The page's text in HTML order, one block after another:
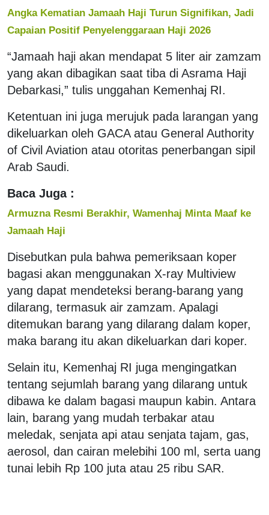
Angka Kematian Jamaah Haji Turun Signifikan, Jadi
Capaian Positif Penyelenggaraan Haji 2026
“Jamaah haji akan mendapat 5 liter air zamzam
yang akan dibagikan saat tiba di Asrama Haji
Debarkasi,” tulis unggahan Kemenhaj RI.
Ketentuan ini juga merujuk pada larangan yang
dikeluarkan oleh GACA atau General Authority
of Civil Aviation atau otoritas penerbangan sipil
Arab Saudi.
Baca Juga :
Armuzna Resmi Berakhir, Wamenhaj Minta Maaf ke
Jamaah Haji
Disebutkan pula bahwa pemeriksaan koper
bagasi akan menggunakan X-ray Multiview
yang dapat mendeteksi berang-barang yang
dilarang, termasuk air zamzam. Apalagi
ditemukan barang yang dilarang dalam koper,
maka barang itu akan dikeluarkan dari koper.
Selain itu, Kemenhaj RI juga mengingatkan
tentang sejumlah barang yang dilarang untuk
dibawa ke dalam bagasi maupun kabin. Antara
lain, barang yang mudah terbakar atau
meledak, senjata api atau senjata tajam, gas,
aerosol, dan cairan melebihi 100 ml, serta uang
tunai lebih Rp 100 juta atau 25 ribu SAR.